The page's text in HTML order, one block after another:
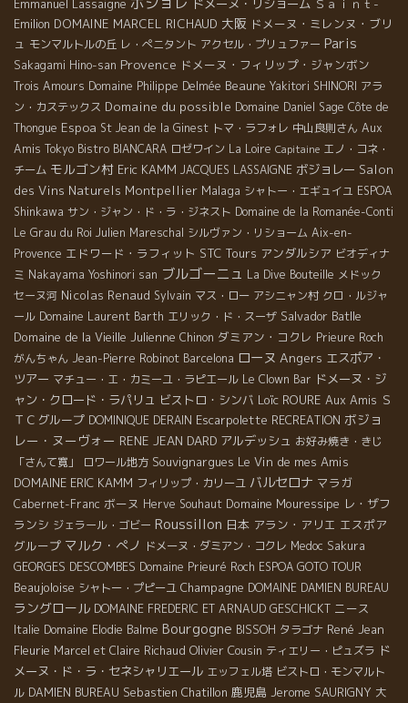
Emmanuel Lassaigne ドメーヌ・リショーム Ｓａｉｎｔ-
Emilion DOMAINE MARCEL RICHAUD 大阪 ドメーヌ・ミレンヌ・ブリ
ュ モンマルトルの丘 レ・ぺニタント アクセル・プリュファー Paris
Sakagami Hino-san Provence ドメーヌ・フィリップ・ジャンボン
Trois Amours Domaine Philippe Delmée Beaune Yakitori SHINORI アラ
ン・カステックス Domaine du possible Domaine Daniel Sage Côte de
Thongue Espoa St Jean de la Ginest トマ・ラフォレ 中山良則さん Aux
Amis Tokyo Bistro BIANCARA ロゼワイン La Loire Capitaine エノ・コネ・
チーム モルゴン村 Eric KAMM JACQUES LASSAIGNE ボジョレー Salon
des Vins Naturels Montpellier Malaga シャトー・エギュイユ ESPOA
Shinkawa サン・ジャン・ド・ラ・ジネスト Domaine de la Romanée-Conti
Le Grau du Roi Julien Mareschal シルヴァン・リショーム Aix-en-
Provence エドワード・ラフィット STC Tours アンダルシア ビオディナ
ミ Nakayama Yoshinori san ブルゴーニュ La Dive Bouteille メドック
セーヌ河 Nicolas Renaud Sylvain マス・ロー アシニャン村 クロ・ルジャ
ール Domaine Laurent Barth エリック・ド・スーザ Salvador Batlle
Domaine de la Vieille Julienne Chinon ダミアン・コクレ Prieure Roch
がんちゃん Jean-Pierre Robinot Barcelona ローヌ Angers エスポア・
ツアー マチュー・エ・カミーユ・ラピエール Le Clown Bar ドメーヌ・ジ
ャン・クロード・ラパリュ ビストロ・シンバ Loïc ROURE Aux Amis Ｓ
ＴＣグループ DOMINIQUE DERAIN Escarpolette RECREATION ボジョ
レー・ヌーヴォー RENE JEAN DARD アルデッシュ お好み焼き・きじ
「さんて寛」
ロワール地方 Souvignargues Le Vin de mes Amis
DOMAINE ERIC KAMM フィリップ・カリーユ バルセロナ マラガ
Cabernet-Franc ボーヌ Herve Souhaut Domaine Mouressipe レ・ザフ
ランシ ジェラール・ゴビー Roussillon 日本 アラン・アリエ エスポア
グループ マルク・ぺノ ドメーヌ・ダミアン・コクレ Medoc Sakura
GEORGES DESCOMBES Domaine Prieuré Roch ESPOA GOTO TOUR
Beaujoloise シャトー・プピーユ Champagne DOMAINE DAMIEN BUREAU
ラングロール DOMAINE FREDERIC ET ARNAUD GESCHICKT ニース
Italie Domaine Elodie Balme Bourgogne BISSOH タラゴナ René Jean
Fleurie Marcel et Claire Richaud Olivier Cousin ティエリー・ピュズラ ド
メーヌ・ド・ラ・セネシャリエール エッフェル塔 ビストロ・モンマルト
ル DAMIEN BUREAU Sebastien Chatillon 鹿児島 Jerome SAURIGNY 大